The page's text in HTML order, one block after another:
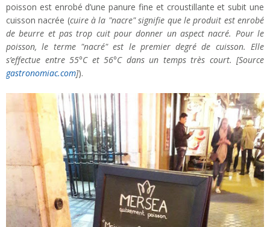
poisson est enrobé d’une panure fine et croustillante et subit une
cuisson nacrée (cuire à la "nacre" signifie que le produit est enrobé
de beurre et pas trop cuit pour donner un aspect nacré. Pour le
poisson, le terme "nacré" est le premier degré de cuisson. Elle
s’effectue entre 55°C et 56°C dans un temps très court. [Source
gastronomiac.com]).